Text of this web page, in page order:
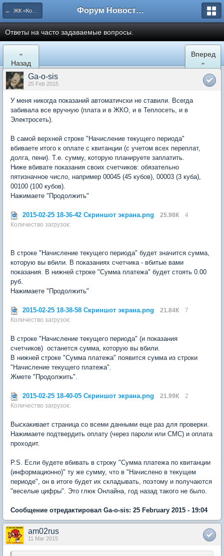
← ЖК «Комфортный КВАРТАЛ» Форум Новостройки
Ответы на часто задаваемые вопросы.
«
Назад
Вперед
»
Ga-o-sis
25 Feb 2015
У меня никогда показаний автоматичски не ставили. Всегда
забивала все вручную (плата и в ЖКО, и в Теплосеть, и в
Электросеть).
В самой верхней строке "Начисление текущего периода"
вбиваете итого к оплате с квитанции (с учетом всех переплат,
долга, пени). Т.е. сумму, которую планируете заплатить.
Ниже вбивате показания своих счетчиков: обязательно
пятизначное число, например 00045 (45 кубов), 00003 (3 куба),
00100 (100 кубов).
Нажимаете "Продолжить"
2015-02-25 18-36-42 Скриншот экрана.png 25.98К
4
Количество загрузок:
В строке "Начисление текущего периода" будет значится сумма,
которую вы вбили. В показаниях счетчика - вбитые вами
показания. В нижней строке "Сумма платежа" будет стоять 0.00
руб.
Нажимаете "Продолжить"
2015-02-25 18-38-58 Скриншот экрана.png 21.84К
7
Количество загрузок:
В строке "Начисление текущего периода" (и показания
счетчиков) останется сумма, которую вы вбили.
В нижней строке "Сумма платежа" появится сумма из строки
"Начисление текущего платежа".
Жмете "Продолжить".
2015-02-25 18-40-05 Скриншот экрана.png 21.99К
2
Количество загрузок:
Выскакивает страница со всеми данными еще раз для проверки.
Нажимаете подтвердить оплату (через пароли или СМС) и оплата
проходит.
P.S. Если будете вбивать в строку "Сумма платежа по квитанции
(информационно)" ту же сумму, что в "Начислено в текущем
периоде", он в итоге будет их складывать, поэтому и получаются
"веселые цифры". Это глюк Онлайна, год назад такого не было.
Сообщение отредактировал Ga-o-sis: 25 February 2015 - 19:04
am02rus
11 Mar 2015